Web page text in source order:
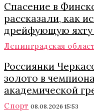
Спасение в
рассказали, как
дрейфующую яхту
Ленинградская
Россиянки
золото в
академической
Спорт 08.08.2026 15:53